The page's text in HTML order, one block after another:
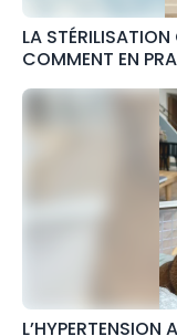
LA
COMMENT EN
L’HYPERTENSION